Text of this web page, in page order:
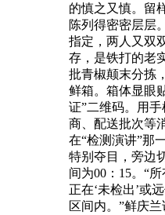
的慎之又慎。留
陈列得密密层层
指定，两人又双
存，是铁打的老
批青椒颠末分拣
鲜箱。箱体显眼
证”二维码。用
商、配送批次等
在“检测演讲”那
特别夺目，旁边
间为00：15。“
正在‘未检出’或
区间内。”鲜庆